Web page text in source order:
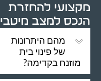
מקצועי להחזרת
הנכס למצב מיטבי
מהם היתרונות
של פינוי בית
מוזנח בקדימה?